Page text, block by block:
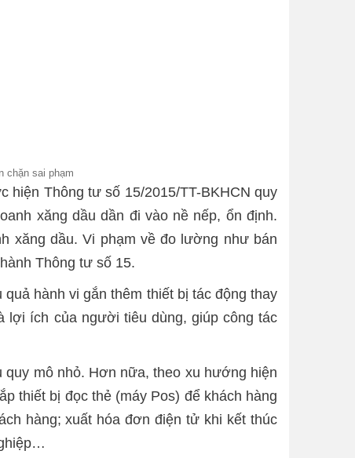
chặn sai phạm
Thông tư số 15/2015/TT-BKHCN quy
xăng dầu dần đi vào nề nếp, ổn định.
xăng dầu. Vi phạm về đo lường như bán
Thông tư số 15.
hành vi gắn thêm thiết bị tác động thay
lợi ích của người tiêu dùng, giúp công tác
quy mô nhỏ. Hơn nữa, theo xu hướng hiện
thiết bị đọc thẻ (máy Pos) để khách hàng
hàng; xuất hóa đơn điện tử khi kết thúc